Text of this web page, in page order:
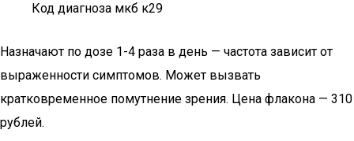
Код диагноза мкб к29
Назначают по дозе 1-4 раза в день — частота зависит от
выраженности симптомов. Может вызвать
кратковременное помутнение зрения. Цена флакона — 310
рублей.